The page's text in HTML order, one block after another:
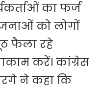
का फर्ज
को लोगों
फैला रहे
करें। कांग्रेस
ने कहा कि